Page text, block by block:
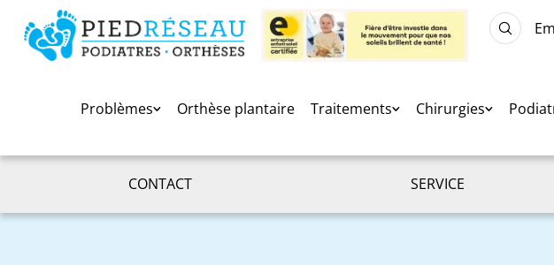
Problèmes Orthèse plantaire Traitements Chirurgies
CONTACT SERVICE